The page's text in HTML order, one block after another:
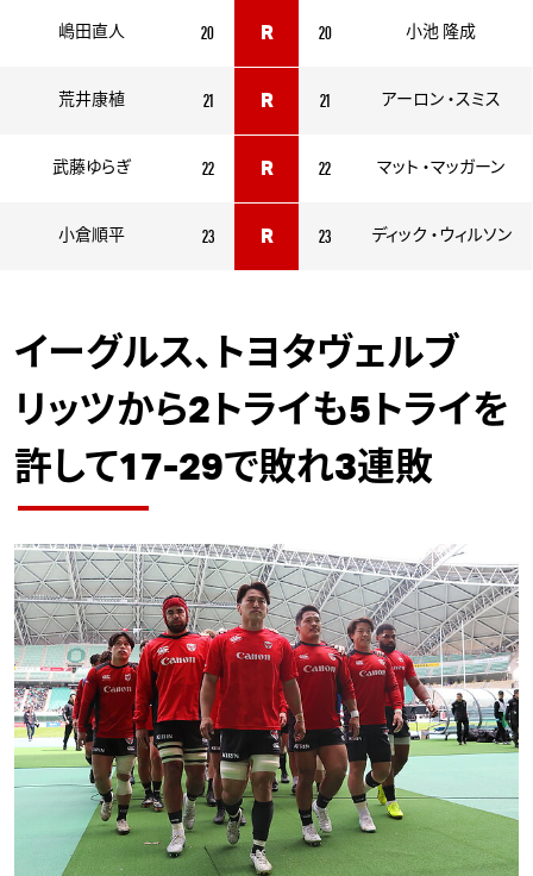
嶋田直人 20 R 20 小池 隆成
荒井康植 21 R 21 アーロン ・スミス
武藤ゆらぎ 22 R 22 マット ・マッガーン
小倉順平 23 R 23 ディック ・ウィルソン
イーグルス、トヨタヴェルブ
リッツから2トライも5トライを
許して17-29で敗れ3連敗